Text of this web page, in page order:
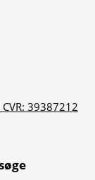
39387212